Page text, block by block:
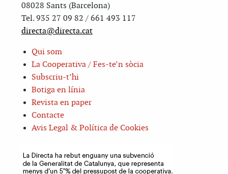
08028 Sants (Barcelona)
Tel. 935 27 09 82 / 661 493 117
directa@directa.cat
Qui som
La Cooperativa / Fes-te’n sòcia
Subscriu-t’hi
Botiga en línia
Revista en paper
Contacte
Avis Legal & Política de Cookies